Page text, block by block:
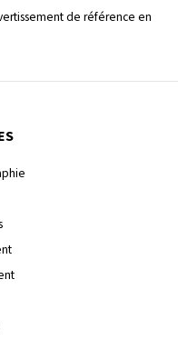
de référence en